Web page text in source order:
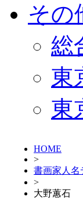
その
総
東
東
HOME
>
書画家人名
>
大野蕙石